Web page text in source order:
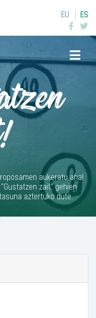
EU ES
aukeratu ahal
zait" gehien
aztertuko dute.